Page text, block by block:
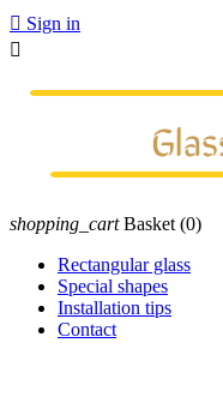
 Sign in

shopping_cart Basket (0)
Rectangular glass
Special shapes
Installation tips
Contact